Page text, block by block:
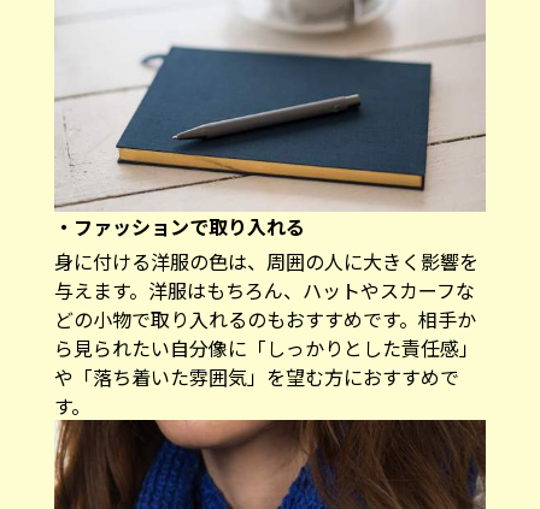
・ファッションで取り入れる
身に付ける洋服の色は、周囲の人に大きく影響を
与えます。洋服はもちろん、ハットやスカーフな
どの小物で取り入れるのもおすすめです。相手か
ら見られたい自分像に「しっかりとした責任感」
や「落ち着いた雰囲気」を望む方におすすめで
す。